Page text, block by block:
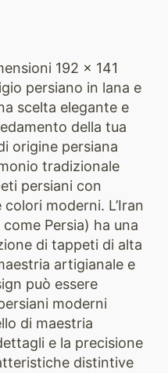
192 x 141
persiano in lana e
scelta elegante e
della tua
origine persiana
tradizionale
persiani con
moderni. L’Iran
Persia) ha una
di tappeti di alta
artigianale e
può essere
moderni
di maestria
e la precisione
distintive